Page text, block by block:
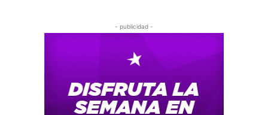
- publicidad -